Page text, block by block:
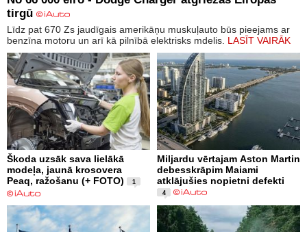
tirgū
Līdz pat 670 Zs jaudīgais amerikāņu muskuļauto būs pieejams ar
benzīna motoru un arī kā pilnībā elektrisks mdelis. LASĪT VAIRĀK
Škoda uzsāk sava lielākā
modeļa, jaunā krosovera
Peaq, ražošanu (+ FOTO)
1
Miljardu vērtajam Aston Martin
debesskrāpim Maiami
atklājušies nopietni defekti
4